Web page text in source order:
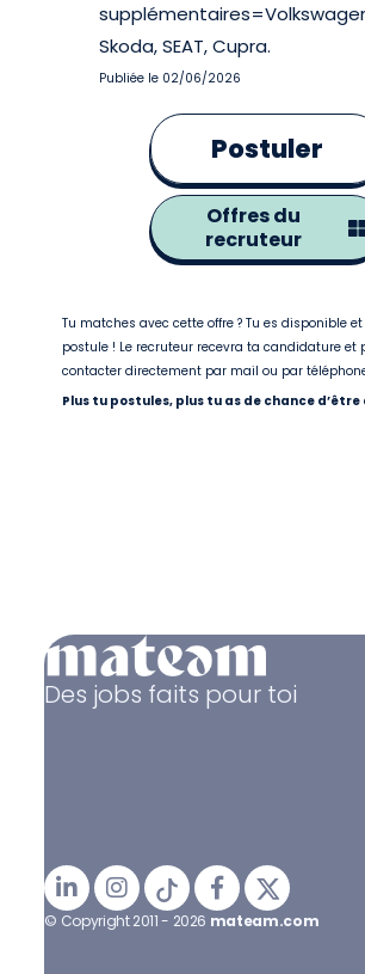
Skoda, SEAT, Cupra.
Publiée le 02/06/2026
Postuler
Offres du
recruteur
Tu matches avec cette offre ? Tu es disponible et
postule ! Le recruteur recevra ta candidature et
contacter directement par mail ou par
Plus tu postules, plus tu as de chance
Des jobs faits pour toi
© Copyright 2011 - 2026 mateam.com